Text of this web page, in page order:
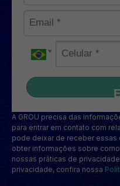
A GROU precisa das
para entrar em contato com
pode deixar de receber essas
obter informações sobre
nossas práticas de
privacidade, confira nossa